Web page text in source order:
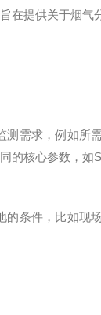
在提供关于烟气
需求，例如所需
的核心参数，如
条件，比如现场